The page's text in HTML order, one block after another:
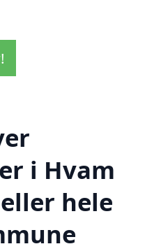
i Hvam
hele